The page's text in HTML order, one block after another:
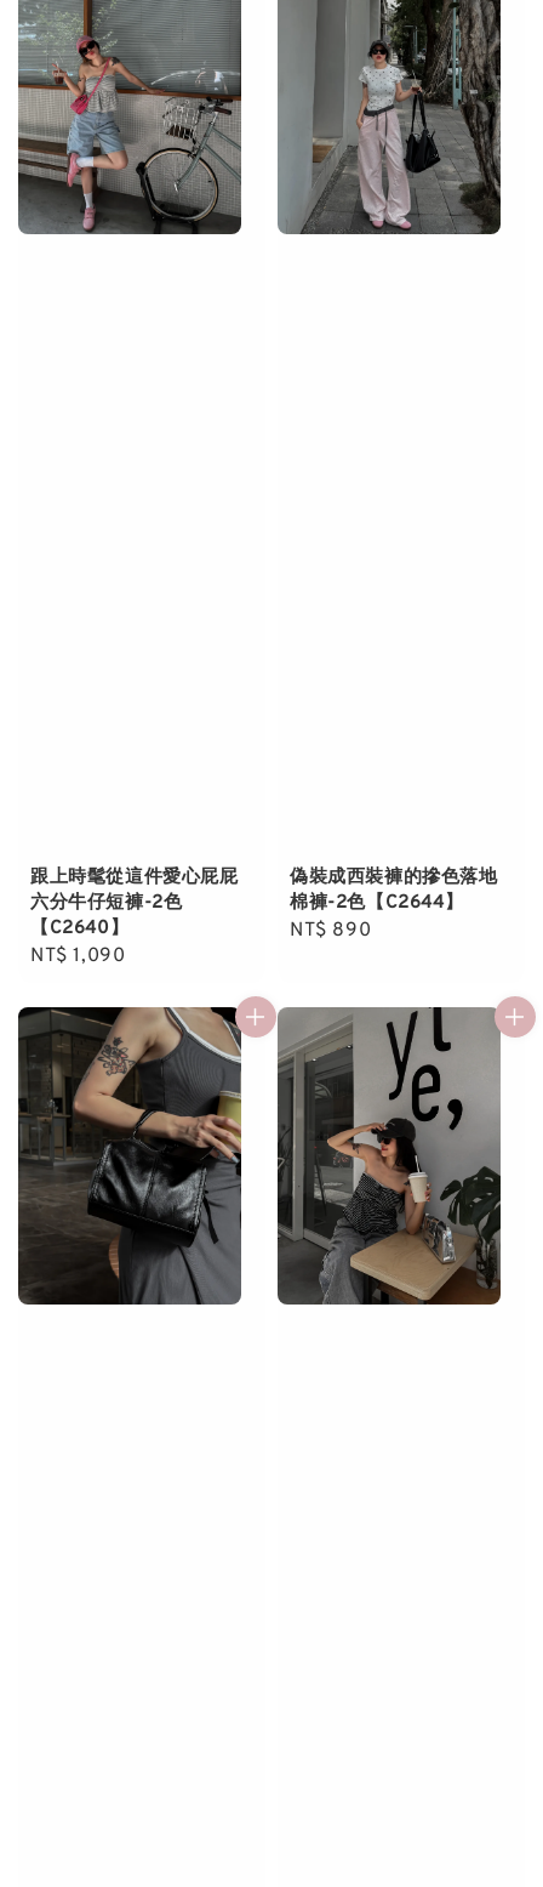
跟上時髦從這件愛心屁屁
六分牛仔短褲-2色
【C2640】
Regular
NT$ 1,090
偽裝成西裝褲的摻色落地
棉褲-2色【C2644】
Regular
NT$ 890